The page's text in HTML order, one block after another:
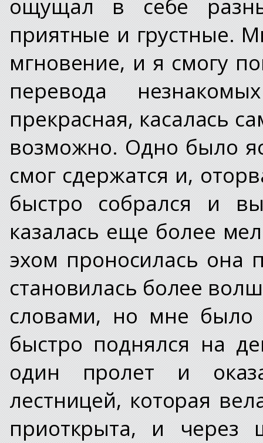
приятные и грустные.
мгновение, и я смогу
перевода
прекрасная, касалась
возможно. Одно было
смог сдержатся и,
быстро собрался и
казалась еще более
эхом проносилась
становилась более
словами, но мне было
быстро поднялся на
один пролет и
лестницей, которая
приоткрыта, и через